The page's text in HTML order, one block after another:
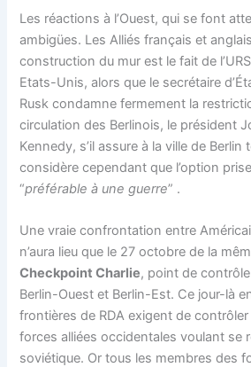
Les réactions à l’Ouest, qui se font
ambigües. Les Alliés français et
construction du mur est le fait de
Etats-Unis, alors que le secrétaire
Rusk condamne fermement la
circulation des Berlinois, le président
Kennedy, s’il assure à la ville de
considère cependant que l’option
“préférable à une guerre” .
Une vraie confrontation entre
n’aura lieu que le 27 octobre de la
Checkpoint Charlie, point de
Berlin-Ouest et Berlin-Est. Ce jour-là
frontières de RDA exigent de
forces alliées occidentales voulant se
soviétique. Or tous les membres des